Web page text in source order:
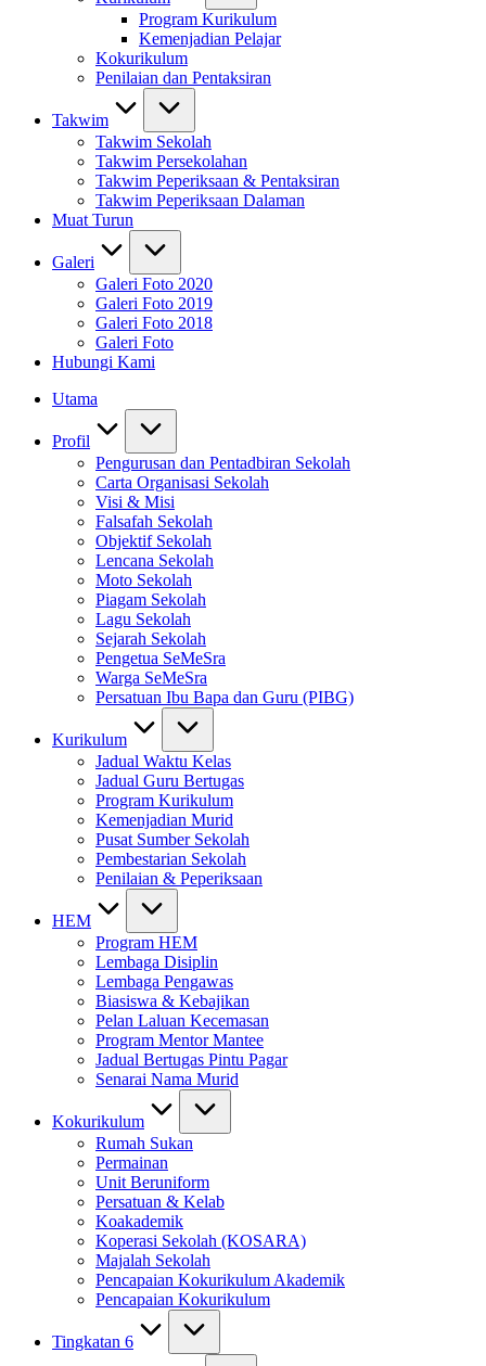
Program Kurikulum
Kemenjadian Pelajar
Kokurikulum
Penilaian dan Pentaksiran
Takwim
Takwim Sekolah
Takwim Persekolahan
Takwim Peperiksaan & Pentaksiran
Takwim Peperiksaan Dalaman
Muat Turun
Galeri
Galeri Foto 2020
Galeri Foto 2019
Galeri Foto 2018
Galeri Foto
Hubungi Kami
Utama
Profil
Pengurusan dan Pentadbiran Sekolah
Carta Organisasi Sekolah
Visi & Misi
Falsafah Sekolah
Objektif Sekolah
Lencana Sekolah
Moto Sekolah
Piagam Sekolah
Lagu Sekolah
Sejarah Sekolah
Pengetua SeMeSra
Warga SeMeSra
Persatuan Ibu Bapa dan Guru (PIBG)
Kurikulum
Jadual Waktu Kelas
Jadual Guru Bertugas
Program Kurikulum
Kemenjadian Murid
Pusat Sumber Sekolah
Pembestarian Sekolah
Penilaian & Peperiksaan
HEM
Program HEM
Lembaga Disiplin
Lembaga Pengawas
Biasiswa & Kebajikan
Pelan Laluan Kecemasan
Program Mentor Mantee
Jadual Bertugas Pintu Pagar
Senarai Nama Murid
Kokurikulum
Rumah Sukan
Permainan
Unit Beruniform
Persatuan & Kelab
Koakademik
Koperasi Sekolah (KOSARA)
Majalah Sekolah
Pencapaian Kokurikulum Akademik
Pencapaian Kokurikulum
Tingkatan 6